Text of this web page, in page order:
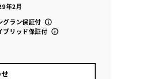
年2月
グラン保証付
ブリッド保証付